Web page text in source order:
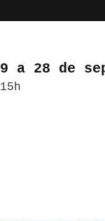
9 a 28 de
15h